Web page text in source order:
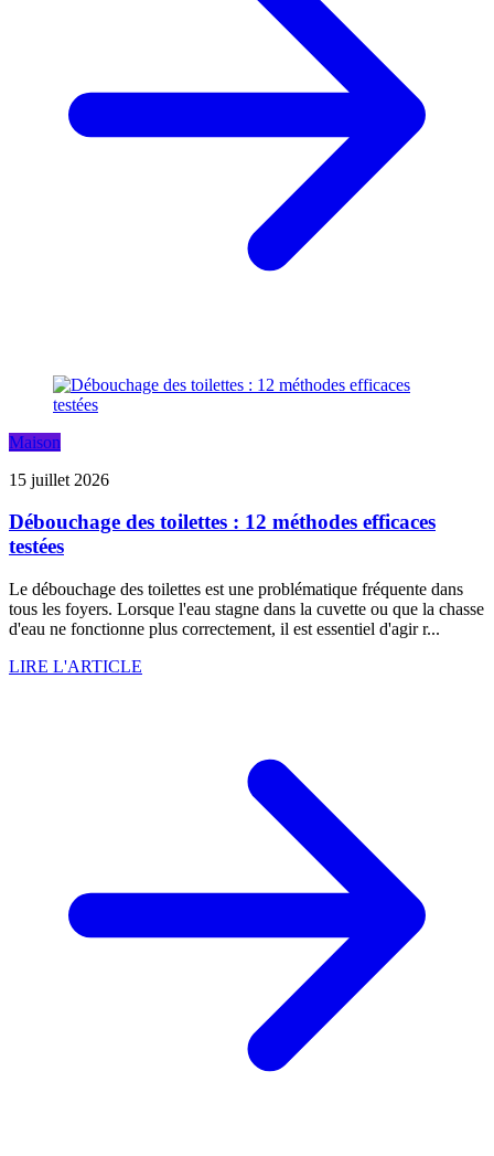
Maison
15 juillet 2026
Débouchage des toilettes : 12 méthodes efficaces
testées
Le débouchage des toilettes est une problématique fréquente dans
tous les foyers. Lorsque l'eau stagne dans la cuvette ou que la chasse
d'eau ne fonctionne plus correctement, il est essentiel d'agir r...
LIRE L'ARTICLE